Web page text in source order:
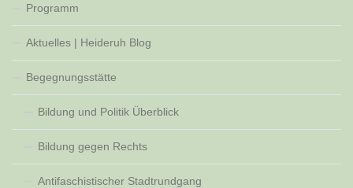
Programm
Aktuelles | Heideruh Blog
Begegnungsstätte
Bildung und Politik Überblick
Bildung gegen Rechts
Antifaschistischer Stadtrundgang